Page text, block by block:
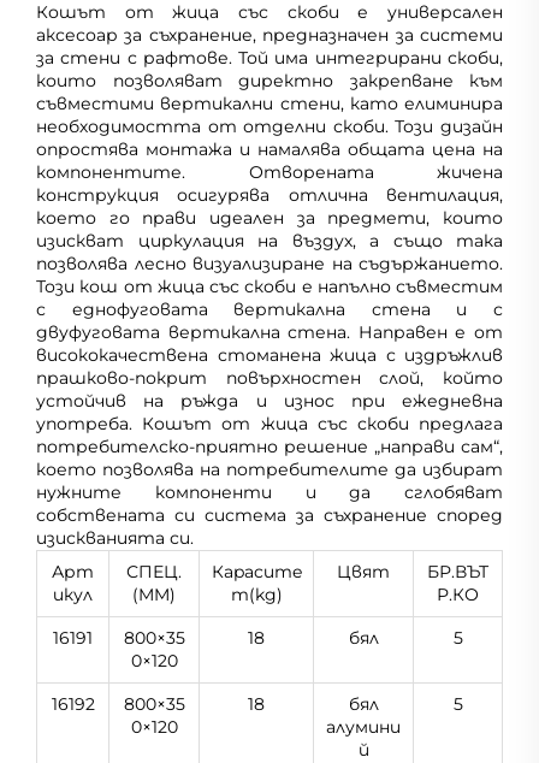
Кошът от жица със скоби е универсален
аксесоар за съхранение, предназначен за системи
за стени с рафтове. Той има интегрирани скоби,
които позволяват директно закрепване към
съвместими вертикални стени, като елиминира
необходимостта от отделни скоби. Този дизайн
опростява монтажа и намалява общата цена на
компонентите. Отворената жичена
конструкция осигурява отлична вентилация,
което го прави идеален за предмети, които
изискват циркулация на въздух, а също така
позволява лесно визуализиране на съдържанието.
Този кош от жица със скоби е напълно съвместим
с еднофуговата вертикална стена и с
двуфуговата вертикална стена. Направен е от
висококачествена стоманена жица с издръжлив
прашково-покрит повърхностен слой, който
устойчив на ръжда и износ при ежедневна
употреба. Кошът от жица със скоби предлага
потребителско-приятно решение „направи сам“,
което позволява на потребителите да избират
нужните компоненти и да сглобяват
собствената си система за съхранение според
изискванията си.
Арт
икул
СПЕЦ.
(MM)
Кapacитe
т(kg)
Цвят
БР.ВЪТ
Р.КО
16191
800×35
0×120
18 бял 5
16192
800×35
0×120
18
бял
алумини
й
5